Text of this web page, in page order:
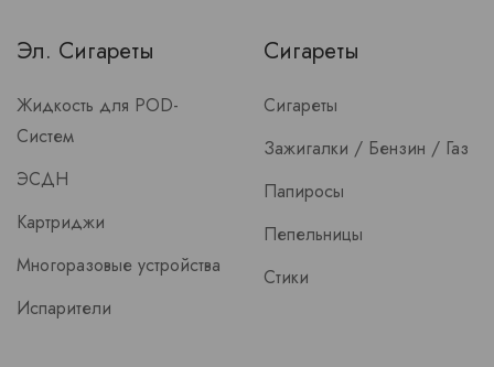
Эл. Сигареты
Жидкость для POD-
Систем
ЭСДН
Картриджи
Многоразовые устройства
Испарители
Сигареты
Сигареты
Зажигалки / Бензин / Газ
Папиросы
Пепельницы
Стики